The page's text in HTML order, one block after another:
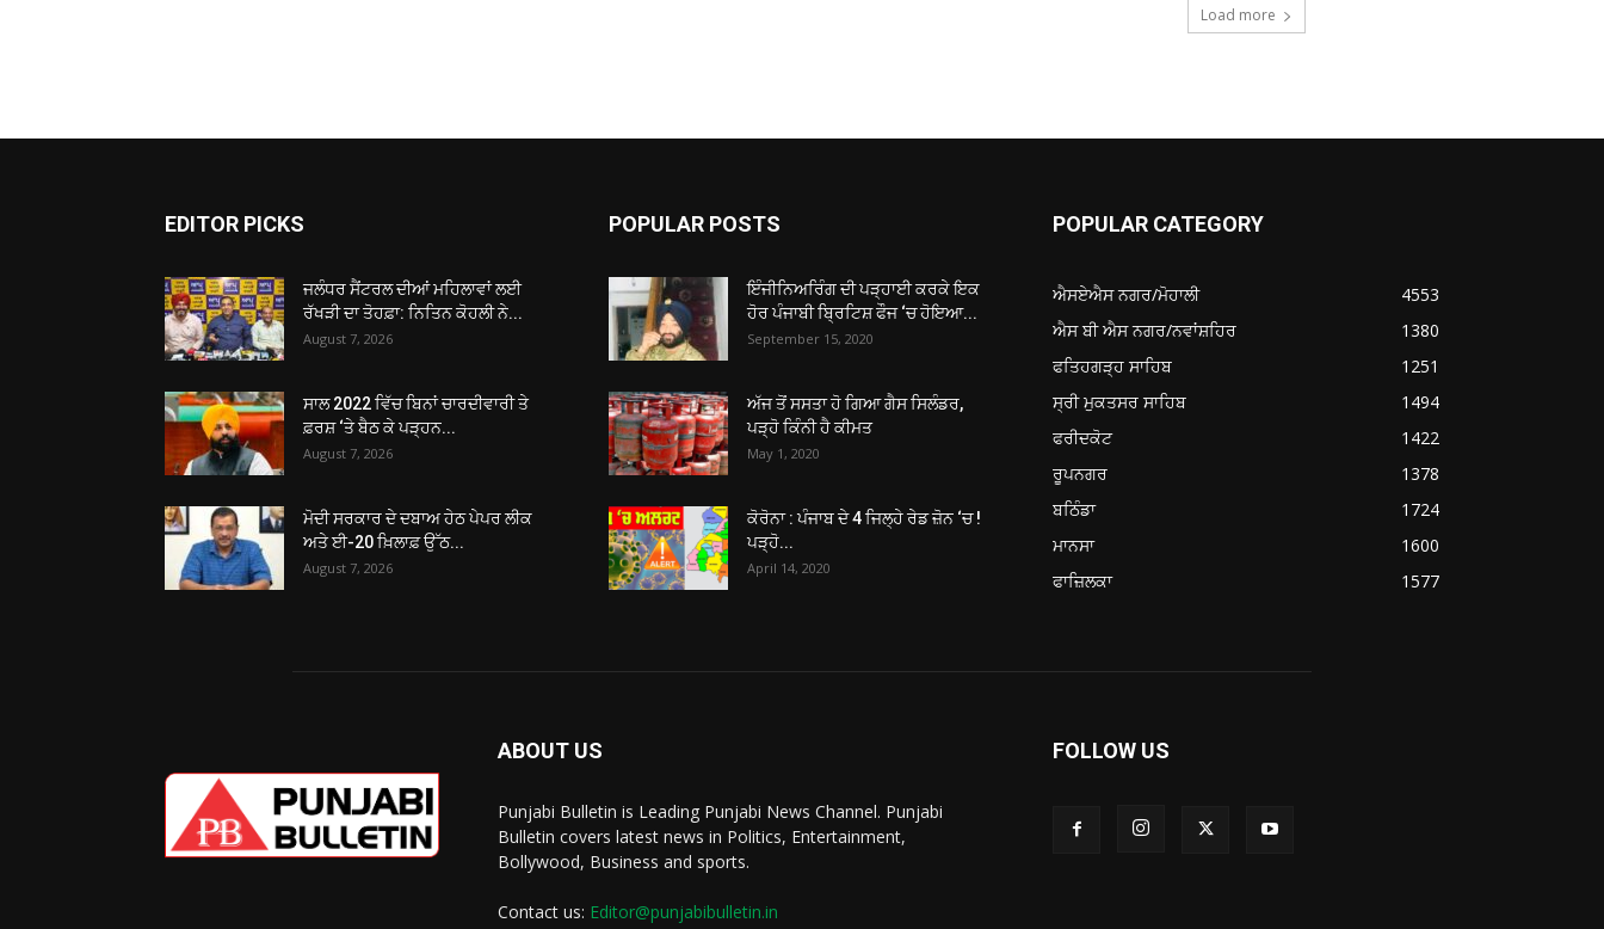
Load more
EDITOR PICKS
ਜਲੰਧਰ ਸੈਂਟਰਲ ਦੀਆਂ ਮਹਿਲਾਵਾਂ ਲਈ
ਰੱਖੜੀ ਦਾ ਤੋਹਫ਼ਾ: ਨਿਤਿਨ ਕੋਹਲੀ ਨੇ...
August 7, 2026
ਸਾਲ 2022 ਵਿੱਚ ਬਿਨਾਂ ਚਾਰਦੀਵਾਰੀ ਤੇ
ਫ਼ਰਸ਼ ‘ਤੇ ਬੈਠ ਕੇ ਪੜ੍ਹਨ...
August 7, 2026
ਮੋਦੀ ਸਰਕਾਰ ਦੇ ਦਬਾਅ ਹੇਠ ਪੇਪਰ ਲੀਕ
ਅਤੇ ਈ-20 ਖ਼ਿਲਾਫ਼ ਉੱਠ...
August 7, 2026
POPULAR POSTS
ਇੰਜੀਨਿਅਰਿੰਗ ਦੀ ਪੜ੍ਹਾਈ ਕਰਕੇ ਇਕ
ਹੋਰ ਪੰਜਾਬੀ ਬ੍ਰਿਟਿਸ਼ ਫੌਜ ‘ਚ ਹੋਇਆ...
September 15, 2020
ਅੱਜ ਤੋਂ ਸਸਤਾ ਹੋ ਗਿਆ ਗੈਸ ਸਿਲੰਡਰ,
ਪੜ੍ਹੋ ਕਿੰਨੀ ਹੈ ਕੀਮਤ
May 1, 2020
ਕੋਰੋਨਾ : ਪੰਜਾਬ ਦੇ 4 ਜਿਲ੍ਹੇ ਰੇਡ ਜ਼ੋਨ ‘ਚ !
ਪੜ੍ਹੋ...
April 14, 2020
POPULAR CATEGORY
ਐਸਏਐਸ ਨਗਰ/ਮੋਹਾਲੀ
4553
ਐਸ ਬੀ ਐਸ ਨਗਰ/ਨਵਾਂਸ਼ਹਿਰ
1380
ਫਤਿਹਗੜ੍ਹ ਸਾਹਿਬ
1251
ਸ੍ਰੀ ਮੁਕਤਸਰ ਸਾਹਿਬ
1494
ਫਰੀਦਕੋਟ
1422
ਰੂਪਨਗਰ
1378
ਬਠਿੰਡਾ
1724
ਮਾਨਸਾ
1600
ਫਾਜ਼ਿਲਕਾ
1577
ABOUT US
Punjabi Bulletin is Leading Punjabi News Channel. Punjabi
Bulletin covers latest news in Politics, Entertainment,
Bollywood, Business and sports.
Contact us: Editor@punjabibulletin.in
FOLLOW US